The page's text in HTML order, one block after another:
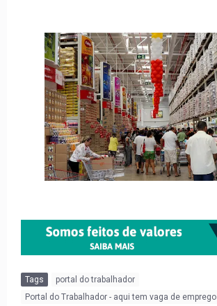
Tags
portal do trabalhador
Portal do Trabalhador - aqui tem vaga de emprego